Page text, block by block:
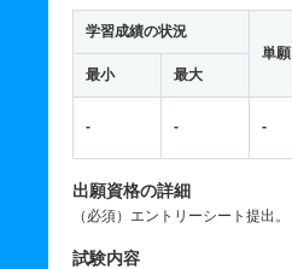
学習成績の状況
単願
最小 最大
- - -
出願資格の詳細
（必須）エントリーシート提出。
試験内容